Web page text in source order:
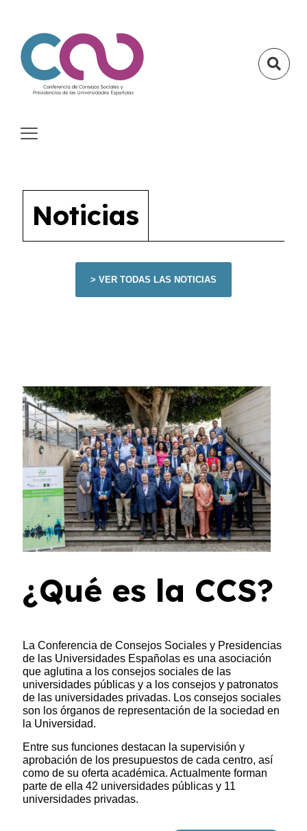
Noticias
> VER TODAS LAS NOTICIAS
¿Qué es la CCS?
La Conferencia de Consejos Sociales y Presidencias
de las Universidades Españolas es una asociación
que aglutina a los consejos sociales de las
universidades públicas y a los consejos y patronatos
de las universidades privadas. Los consejos sociales
son los órganos de representación de la sociedad en
la Universidad.
Entre sus funciones destacan la supervisión y
aprobación de los presupuestos de cada centro, así
como de su oferta académica. Actualmente forman
parte de ella 42 universidades públicas y 11
universidades privadas.